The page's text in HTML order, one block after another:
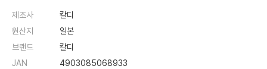
제조사
칼디
원산지
일본
브랜드
칼디
JAN
4903085068933